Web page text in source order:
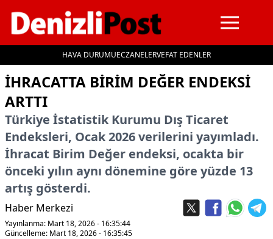
HAVA DURUMUECZANELERVEFAT EDENLER
İçeriğe geç
İHRACATTA BIRIM DEĞER ENDEKSI
ARTTI
Türkiye İstatistik Kurumu Dış Ticaret
Endeksleri, Ocak 2026 verilerini yayımladı.
İhracat Birim Değer endeksi, ocakta bir
önceki yılın aynı dönemine göre yüzde 13
artış gösterdi.
Haber Merkezi
Yayınlanma: Mart 18, 2026 - 16:35:44
Güncelleme: Mart 18, 2026 - 16:35:45